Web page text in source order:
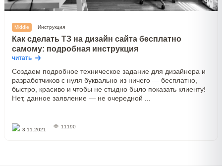
Middle Инструкция
Как сделать ТЗ на дизайн сайта бесплатно
самому: подробная инструкция
читать
Создаем подробное техническое задание для дизайнера и
разработчиков с нуля буквально из ничего — бесплатно,
быстро, красиво и чтобы не стыдно было показать клиенту!
Нет, данное заявление — не очередной ...
3.11.2021
11190